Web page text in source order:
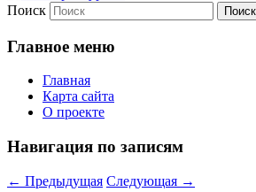
Поиск
Главное меню
Главная
Карта сайта
О проекте
Навигация по записям
← Предыдущая Следующая →